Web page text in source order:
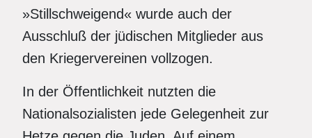
»Stillschweigend« wurde auch der
Ausschluß der jüdischen Mitglieder aus
den Kriegervereinen vollzogen.
In der Öffentlichkeit nutzten die
Nationalsozialisten jede Gelegenheit zur